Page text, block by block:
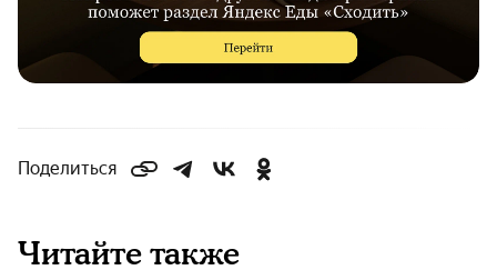
Поделиться
Читайте также